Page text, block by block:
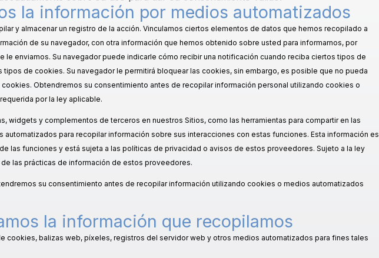
la información por medios automatizados
y almacenar un registro de la acción. Vinculamos ciertos elementos de datos que hemos recopilado a
de su navegador, con otra información que hemos obtenido sobre usted para informarnos, por
le enviamos. Su navegador puede indicarle cómo recibir una notificación cuando reciba ciertos tipos de
de cookies. Su navegador le permitirá bloquear las cookies, sin embargo, es posible que no pueda
Obtendremos su consentimiento antes de recopilar información personal utilizando cookies o
por la ley aplicable.
widgets y complementos de terceros en nuestros Sitios, como las herramientas para compartir en las
para recopilar información sobre sus interacciones con estas funciones. Esta información es
las funciones y está sujeta a las políticas de privacidad o avisos de estos proveedores. Sujeto a la ley
las prácticas de información de estos proveedores.
su consentimiento antes de recopilar información utilizando cookies o medios automatizados
la información que recopilamos
cookies, balizas web, píxeles, registros del servidor web y otros medios automatizados para fines tales